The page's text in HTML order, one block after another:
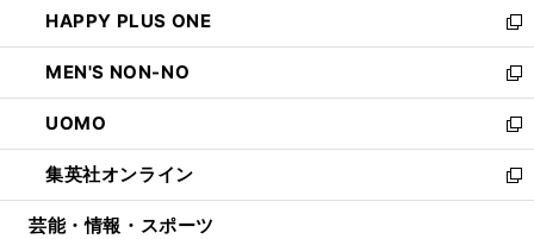
く
で
開
く
ド
ウ
で
開
く
ィ
ン
ド
ウ
で
開
く
い
ウ
ィ
ン
ド
ウ
で
開
HAPPY PLUS ONE
新
し
い
ウ
ィ
ン
ド
ウ
MEN'S NON-NO
新
し
い
ウ
ィ
ン
UOMO
新
し
い
ウ
集英社オンライン
新
し
芸能・情報・スポーツ